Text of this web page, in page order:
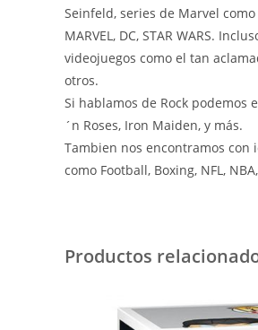
Seinfeld, series de Marvel
MARVEL, DC, STAR WARS.
videojuegos como el tan
otros.
Si hablamos de Rock podemos
´n Roses, Iron Maiden, y más.
Tambien nos encontramos con
como Football, Boxing, NFL,
Productos